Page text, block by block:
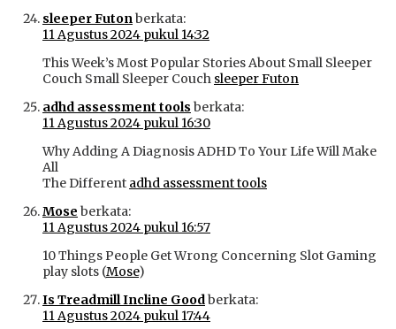
sleeper Futonberkata:
11 Agustus 2024 pukul 14:32
This Week’s Most Popular Stories About Small Sleeper
Couch Small Sleeper Couch sleeper Futon
adhd assessment tools berkata:
11 Agustus 2024 pukul 16:30
Why Adding A Diagnosis ADHD To Your Life Will Make
All
The Different adhd assessment tools
Mose berkata:
11 Agustus 2024 pukul 16:57
10 Things People Get Wrong Concerning Slot Gaming
play slots (Mose)
Is Treadmill Incline Goodberkata:
11 Agustus 2024 pukul 17:44